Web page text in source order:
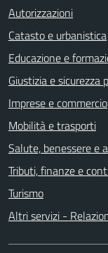
Autorizzazioni
Catasto e urbanistica
Educazione e
Giustizia e sicurezza
Imprese e commercio
Mobilità e trasporti
Salute, benessere e
Tributi, finanze e
Turismo
Altri servizi -